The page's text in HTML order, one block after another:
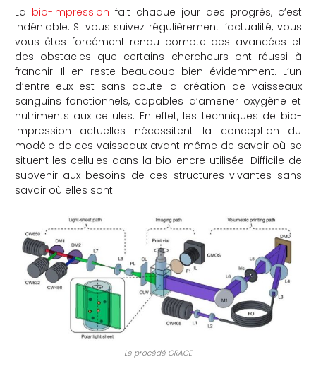
La bio-impression fait chaque jour des progrès, c’est
indéniable. Si vous suivez régulièrement l’actualité, vous
vous êtes forcément rendu compte des avancées et
des obstacles que certains chercheurs ont réussi à
franchir. Il en reste beaucoup bien évidemment. L’un
d’entre eux est sans doute la création de vaisseaux
sanguins fonctionnels, capables d’amener oxygène et
nutriments aux cellules. En effet, les techniques de bio-
impression actuelles nécessitent la conception du
modèle de ces vaisseaux avant même de savoir où se
situent les cellules dans la bio-encre utilisée. Difficile de
subvenir aux besoins de ces structures vivantes sans
savoir où elles sont.
Le procédé GRACE